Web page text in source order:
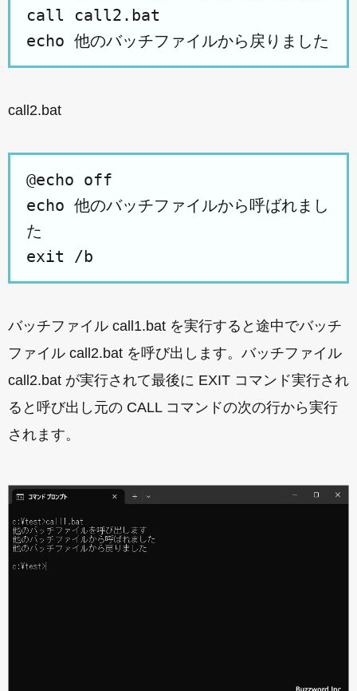
call call2.bat
echo 他のバッチファイルから戻りました
call2.bat
@echo off
echo 他のバッチファイルから呼ばれまし
た
exit /b
バッチファイル call1.bat を実行すると途中でバッチ
ファイル call2.bat を呼び出します。バッチファイル
call2.bat が実行されて最後に EXIT コマンド実行され
ると呼び出し元の CALL コマンドの次の行から実行
されます。